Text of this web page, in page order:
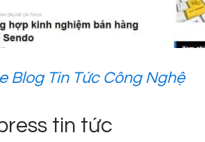
Blog Tin Tức Công Nghệ
tin tức